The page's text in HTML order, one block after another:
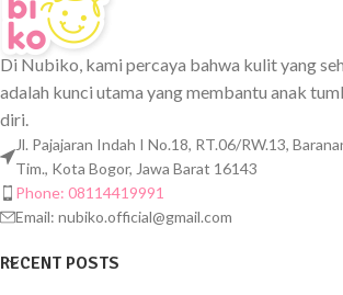
Di Nubiko, kami percaya bahwa kulit yang
adalah kunci utama yang membantu anak
diri.
Jl. Pajajaran Indah I No.18, RT.06/RW.13,
Tim., Kota Bogor, Jawa Barat 16143
Phone: 08114419991
Email: nubiko.official@gmail.com
RECENT POSTS